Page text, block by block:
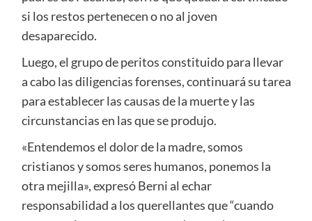
si los restos pertenecen o no al joven
desaparecido.
Luego, el grupo de peritos constituido para llevar
a cabo las diligencias forenses, continuará su tarea
para establecer las causas de la muerte y las
circunstancias en las que se produjo.
«Entendemos el dolor de la madre, somos
cristianos y somos seres humanos, ponemos la
otra mejilla», expresó Berni al echar
responsabilidad a los querellantes que “cuando